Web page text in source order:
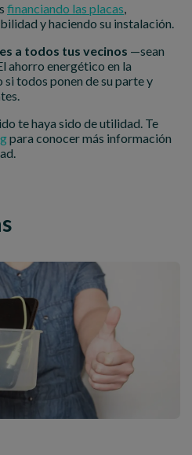
financiando las placas,
y haciendo su instalación.
a todos tus vecinos —sean
ahorro energético en la
todos ponen de su parte y
te haya sido de utilidad. Te
para conocer más información